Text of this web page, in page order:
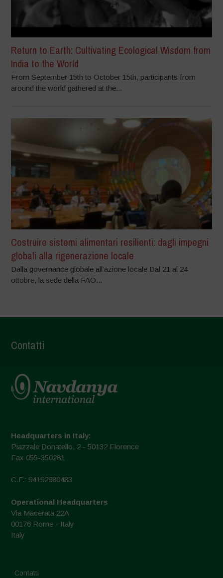
Return to Earth: Cultivating Ecological Wisdom from
India to the World
From September 15th to October 15th, participants from
around the world gathered at the...
Costruire sistemi alimentari resilienti: dagli impegni
globali alla rigenerazione locale
Dalla governance globale all’azione locale Dal 21 al 24
ottobre, la sede della FAO...
Contatti
Headquarters in Italy:
Piazzale Donatello, 2 - 50132 Florence
Fax 055-350281
C.F.: 94192980483
Operational Headquarters
Via Macerata 22A
00176 Rome - Italy
Italy
Contatti